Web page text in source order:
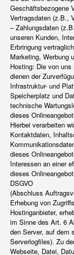
Geschäftsbezogene
Vertragsdaten (z.B.,
– Zahlungsdaten
unseren Kunden,
Erbringung
Marketing, Werbung
Hosting: Die von
dienen der
Infrastruktur- und
Speicherplatz und
technische
dieses
Hierbei verarbeiten
Kontaktdaten,
dieses
Interessen an einer
dieses
DSGVO
(Abschluss
Erhebung von
Hostinganbieter,
im Sinne des Art. 6
den Server, auf dem
Serverlogfiles). Zu
Webseite, Datei,